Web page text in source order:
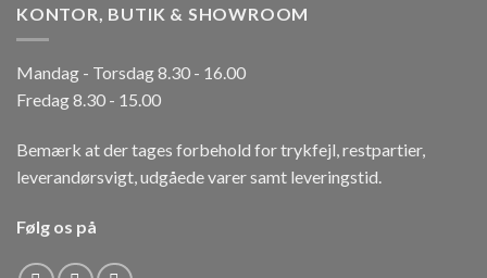
KONTOR, BUTIK & SHOWROOM
Mandag - Torsdag 8.30 - 16.00
Fredag 8.30 - 15.00
Bemærk at der tages forbehold for trykfejl, restpartier,
leverandørsvigt, udgåede varer samt leveringstid.
Følg os på